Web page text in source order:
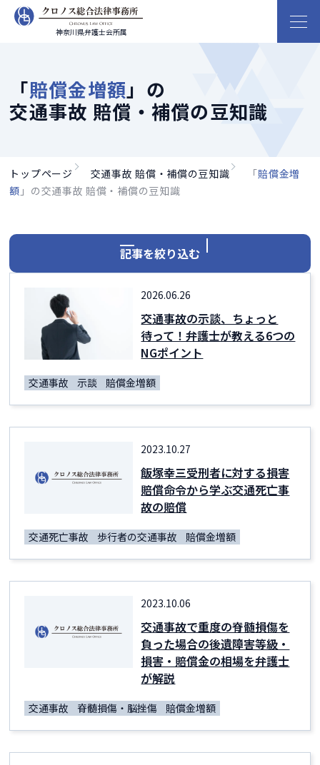
神奈川県弁護士会所属
「賠償金増額 」の
交通事故 賠償・補償の豆知識
トップページ 交通事故 賠償・補償の豆知識 「賠償金増
額 」の交通事故 賠償・補償の豆知識
2026.06.26
交通事故の示談、ちょっと
待って！弁護士が教える6つの
NGポイント
交通事故 示談 賠償金増額
2023.10.27
飯塚幸三受刑者に対する損害
賠償命令から学ぶ交通死亡事
故の賠償
交通死亡事故 歩行者の交通事故 賠償金増額
2023.10.06
交通事故で重度の脊髄損傷を
負った場合の後遺障害等級・
損害・賠償金の相場を弁護士
が解説
交通事故 脊髄損傷・脳挫傷 賠償金増額
記事を絞り込む